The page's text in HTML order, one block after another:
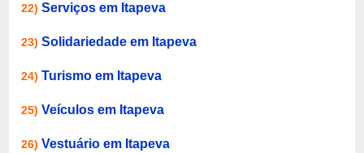
22)Serviços em Itapeva
23)Solidariedade em Itapeva
24)Turismo em Itapeva
25)Veículos em Itapeva
26)Vestuário em Itapeva